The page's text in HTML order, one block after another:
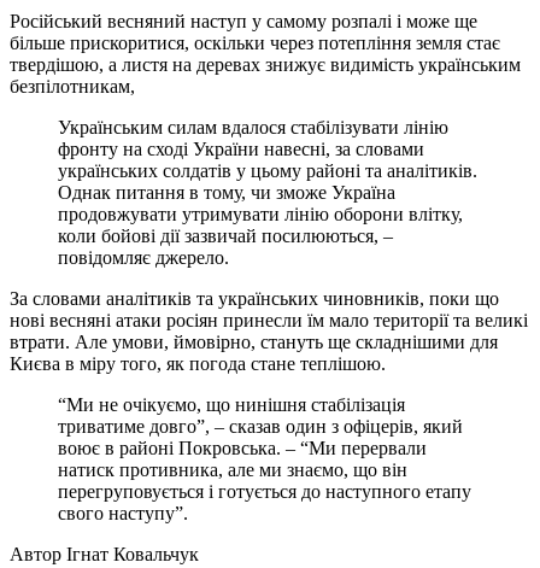
Російський весняний наступ у самому розпалі і може ще
більше прискоритися, оскільки через потепління земля стає
твердішою, а листя на деревах знижує видимість українським
безпілотникам,
Українським силам вдалося стабілізувати лінію
фронту на сході України навесні, за словами
українських солдатів у цьому районі та аналітиків.
Однак питання в тому, чи зможе Україна
продовжувати утримувати лінію оборони влітку,
коли бойові дії зазвичай посилюються, –
повідомляє джерело.
За словами аналітиків та українських чиновників, поки що
нові весняні атаки росіян принесли їм мало території та великі
втрати. Але умови, ймовірно, стануть ще складнішими для
Києва в міру того, як погода стане теплішою.
“Ми не очікуємо, що нинішня стабілізація
триватиме довго”, – сказав один з офіцерів, який
воює в районі Покровська. – “Ми перервали
натиск противника, але ми знаємо, що він
перегруповується і готується до наступного етапу
свого наступу”.
Автор Ігнат Ковальчук